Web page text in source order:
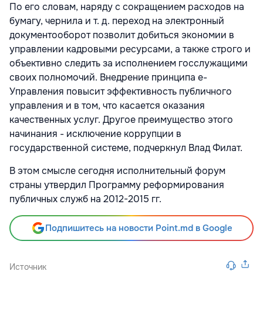
По его словам, наряду с сокращением расходов на
бумагу, чернила и т. д. переход на электронный
документооборот позволит добиться экономии в
управлении кадровыми ресурсами, а также строго и
объективно следить за исполнением госслужащими
своих полномочий. Внедрение принципа е-
Управления повысит эффективность публичного
управления и в том, что касается оказания
качественных услуг. Другое преимущество этого
начинания - исключение коррупции в
государственной системе, подчеркнул Влад Филат.
В этом смысле сегодня исполнительный форум
страны утвердил Программу реформирования
публичных служб на 2012-2015 гг.
Подпишитесь на новости Point.md в Google
Источник